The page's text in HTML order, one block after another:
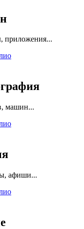
приложения...
машин...
афиши...